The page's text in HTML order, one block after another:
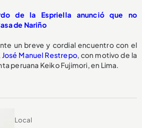
de la Espriella anunció que no
de Nariño
un breve y cordial encuentro con el
José Manuel Restrepo, con motivo de la
peruana Keiko Fujimori, en Lima.
Local